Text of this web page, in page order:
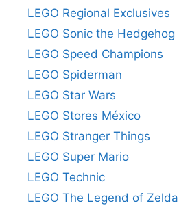
LEGO Regional Exclusives
LEGO Sonic the Hedgehog
LEGO Speed Champions
LEGO Spiderman
LEGO Star Wars
LEGO Stores México
LEGO Stranger Things
LEGO Super Mario
LEGO Technic
LEGO The Legend of Zelda